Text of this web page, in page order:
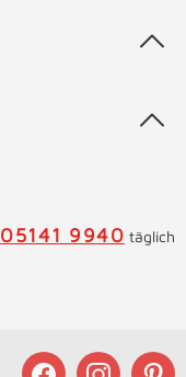
05141 9940 täglich